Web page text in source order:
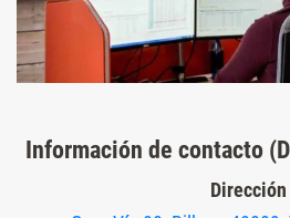
Información de contacto
Dirección